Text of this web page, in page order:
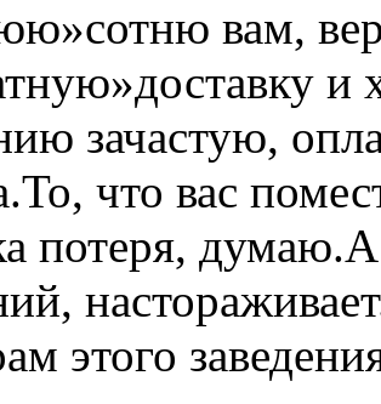
вам,
и
зачастую,
что вас
потеря,
этого